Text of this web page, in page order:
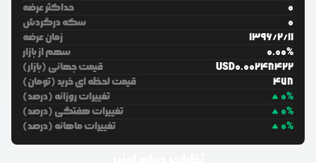
حداکثر عرضه
0
سکه درگردش
0
زمان عرضه
1396/2/11
سهم از بازار
0.00%
قیمت جهانی (بازار)
USD0.00248422
قیمت لحظه ای خرید (تومان)
478
تغییرات روزانه (درصد)
0%
تغییرات هفتگی (درصد)
0%
تغییرات ماهانه (درصد)
0%